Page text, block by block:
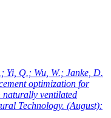
Yi, Q.; Wu, W.; Janke, D.
optimization for
ventilated
Technology. (August):